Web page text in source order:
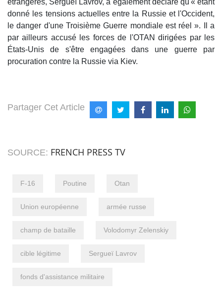
donné les tensions actuelles entre la Russie et l'Occident,
le danger d'une Troisième Guerre mondiale est réel ». Il a
par ailleurs accusé les forces de l'OTAN dirigées par les
États-Unis de s'être engagées dans une guerre par
procuration contre la Russie via Kiev.
Partager Cet Article
SOURCE: FRENCH PRESS TV
F-16 Poutine Otan
Union européenne armée russe
champ de bataille Volodomyr Zelenskiy
cible légitime Sergueï Lavrov
fonds d'assistance militaire